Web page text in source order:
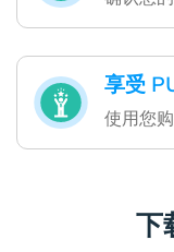
享受
使用您
下